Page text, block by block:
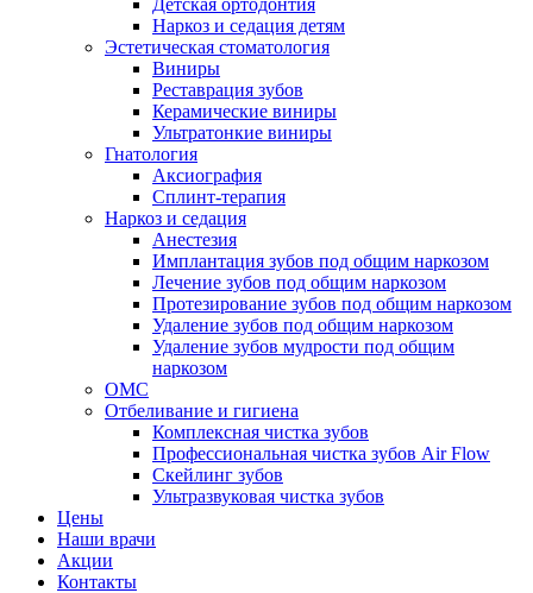
Детская ортодонтия
Наркоз и седация детям
Эстетическая стоматология
Виниры
Реставрация зубов
Керамические виниры
Ультратонкие виниры
Гнатология
Аксиография
Сплинт-терапия
Наркоз и седация
Анестезия
Имплантация зубов под общим наркозом
Лечение зубов под общим наркозом
Протезирование зубов под общим наркозом
Удаление зубов под общим наркозом
Удаление зубов мудрости под общим
наркозом
ОМС
Отбеливание и гигиена
Комплексная чистка зубов
Профессиональная чистка зубов Air Flow
Скейлинг зубов
Ультразвуковая чистка зубов
Цены
Наши врачи
Акции
Контакты